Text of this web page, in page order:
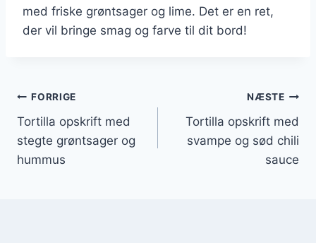
med friske grøntsager og lime. Det er en ret,
der vil bringe smag og farve til dit bord!
Indlægsnavigation
FORRIGE
Tortilla opskrift med
stegte grøntsager og
hummus
NÆSTE
Tortilla opskrift med
svampe og sød chili
sauce